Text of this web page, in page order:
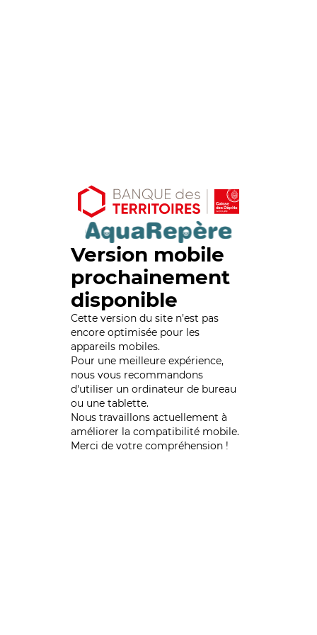
Version mobile
prochainement
disponible
Cette version du site n’est pas
encore optimisée pour les
appareils mobiles.
Pour une meilleure expérience,
nous vous recommandons
d'utiliser un ordinateur de bureau
ou une tablette.
Nous travaillons actuellement à
améliorer la compatibilité mobile.
Merci de votre compréhension !